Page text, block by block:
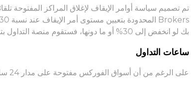
تسجيل الدخول إلى منصات على الانترنت
بك لو انخفض إلى 30% أو ما دونها، فستقوم منصة التداول بتسييل المراكز تلقائيًا.
ساعات التداول
على الرغم من أن أسواق الفوركس مفتوحة على مدار 24 ساعة، إلا أن هناك بعض الاستثناءات التي تقيّد ساعات التداول.